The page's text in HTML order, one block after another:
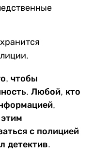
чтобы
Любой, кто
с полицией
детектив.